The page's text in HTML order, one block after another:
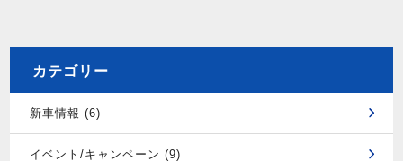
カテゴリー
新車情報 (6)
イベント/キャンペーン (9)